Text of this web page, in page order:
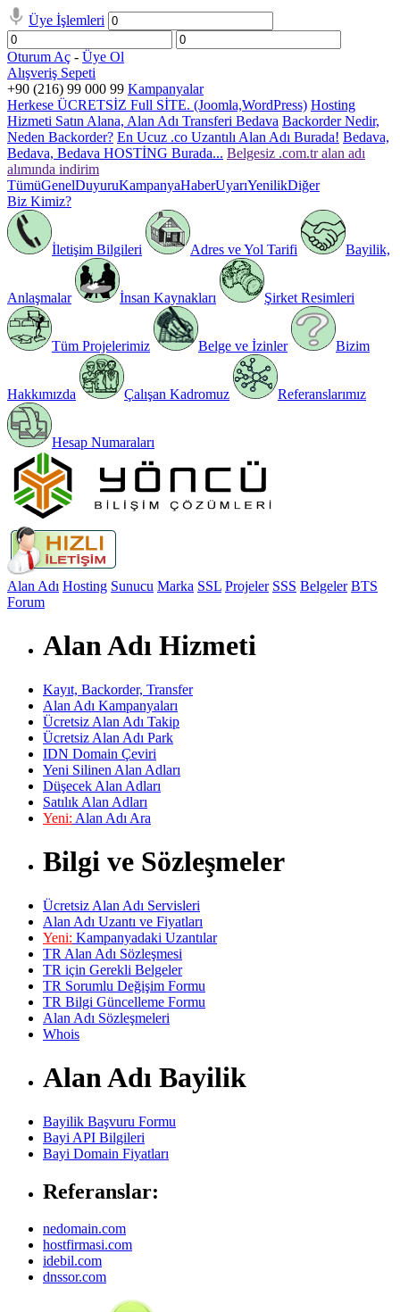
Üye İşlemleri
Oturum Aç - Üye Ol
Alışveriş Sepeti
+90 (216) 99 000 99 Kampanyalar
Herkese ÜCRETSİZ Full SİTE. (Joomla,WordPress) Hosting
Hizmeti Satın Alana, Alan Adı Transferi Bedava Backorder Nedir,
Neden Backorder? En Ucuz .co Uzantılı Alan Adı Burada! Bedava,
Bedava, Bedava HOSTİNG Burada... Belgesiz .com.tr alan adı
alımında indirim
TümüGenelDuyuruKampanyaHaberUyarıYenilikDiğer
Biz Kimiz?
İletişim Bilgileri Adres ve Yol Tarifi Bayilik,
Anlaşmalar İnsan Kaynakları Şirket Resimleri
Tüm Projelerimiz Belge ve İzinler Bizim
Hakkımızda Çalışan Kadromuz Referanslarımız
Hesap Numaraları
Alan Adı Hosting Sunucu Marka SSL Projeler SSS Belgeler BTS
Forum
Alan Adı Hizmeti
Kayıt, Backorder, Transfer
Alan Adı Kampanyaları
Ücretsiz Alan Adı Takip
Ücretsiz Alan Adı Park
IDN Domain Çeviri
Yeni Silinen Alan Adları
Düşecek Alan Adları
Satılık Alan Adları
Yeni: Alan Adı Ara
Bilgi ve Sözleşmeler
Ücretsiz Alan Adı Servisleri
Alan Adı Uzantı ve Fiyatları
Yeni: Kampanyadaki Uzantılar
TR Alan Adı Sözleşmesi
TR için Gerekli Belgeler
TR Sorumlu Değişim Formu
TR Bilgi Güncelleme Formu
Alan Adı Sözleşmeleri
Whois
Alan Adı Bayilik
Bayilik Başvuru Formu
Bayi API Bilgileri
Bayi Domain Fiyatları
Referanslar:
nedomain.com
hostfirmasi.com
idebil.com
dnssor.com